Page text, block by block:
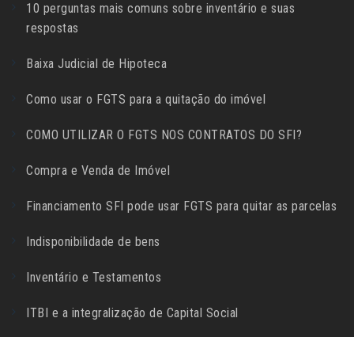
10 perguntas mais comuns sobre inventário e suas
respostas
Baixa Judicial de Hipoteca
Como usar o FGTS para a quitação do imóvel
COMO UTILIZAR O FGTS NOS CONTRATOS DO SFI?
Compra e Venda de Imóvel
Financiamento SFI pode usar FGTS para quitar as parcelas
Indisponibilidade de bens
Inventário e Testamentos
ITBI e a integralização de Capital Social